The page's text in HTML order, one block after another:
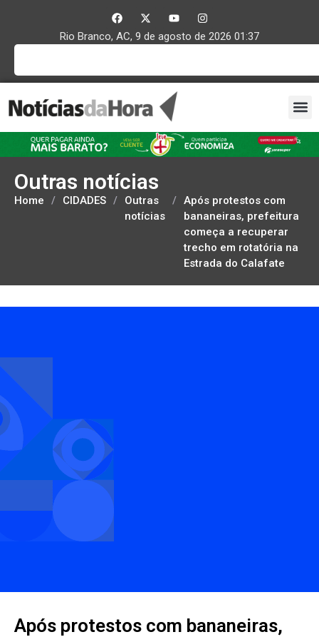
Rio Branco, AC, 9 de agosto de 2026 01:37
Outras notícias
Home / CIDADES /
Outras
notícias
/ Após protestos com
bananeiras, prefeitura
começa a recuperar
trecho em rotatória na
Estrada do Calafate
Após protestos com bananeiras,